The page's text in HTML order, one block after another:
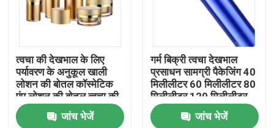
हमारे बारे में
गुणवत्ता नियंत्रण
हमसे संपर्क करें
त्वचा की देखभाल के लिए
पर्यावरण के अनुकूल खाली
लोशन की बोतल कॉस्मेटिक
पंप लोशन की बोतल त्वचा की
देखभाल पैकी
जांच भेजें
गर्म बिक्री त्वचा देखभाल
प्रसाधन सामग्री पैकेजिंग 40
मिलीलीटर 60 मिलीलीटर 80
मिलीलीटर 120 मिलीलीटर
एक्रिलिक बॉडी क्रीम लोशन
पंप बोतलें
जांच भेजें